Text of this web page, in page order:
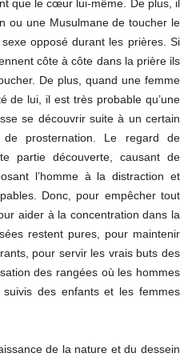
que le cœur lui-même. De plus, il
ou une Musulmane de toucher le
opposé durant les prières. Si
côte à côte dans la prière ils
De plus, quand une femme
de lui, il est très probable qu’une
se découvrir suite à un certain
prosternation. Le regard de
partie découverte, causant de
l’homme à la distraction et
Donc, pour empêcher tout
aider à la concentration dans la
restent pures, pour maintenir
pour servir les vrais buts des
des rangées où les hommes
des enfants et les femmes
de la nature et du dessein